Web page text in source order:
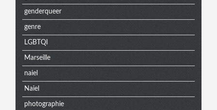
genderqueer
genre
LGBTQI
Marseille
naiel
Naiel
photographie